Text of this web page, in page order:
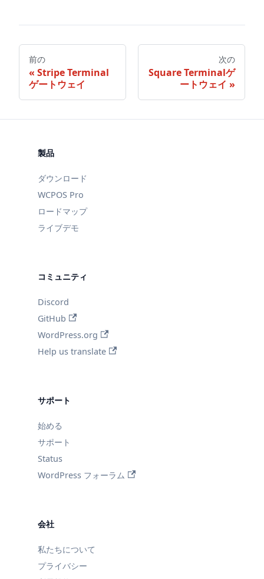
前の
Stripe Terminal
ゲートウェイ
次の
Square Terminalゲ
ートウェイ
製品
ダウンロード
WCPOS Pro
ロードマップ
ライブデモ
コミュニティ
Discord
GitHub
WordPress.org
Help us translate
サポート
始める
サポート
Status
WordPress フォーラム
会社
私たちについて
プライバシー